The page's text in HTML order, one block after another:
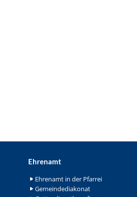
Ehrenamt
Ehrenamt in der Pfarrei
Gemeindediakonat